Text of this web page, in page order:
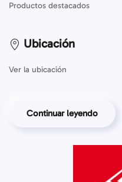
Productos destacados
Ubicación
Ver la ubicación
Continuar leyendo